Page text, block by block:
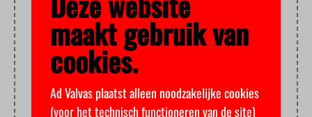
UITWISSELIHG
maakt gebruik van
cookies.
Ad Valvas plaatst alleen noodzakelijke cookies
(voor het technisch functioneren van de site)